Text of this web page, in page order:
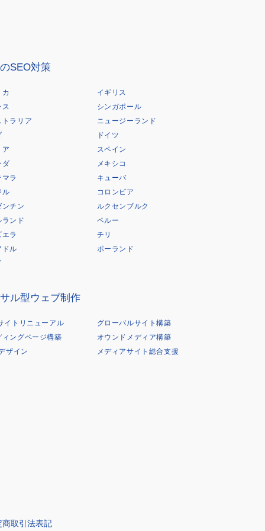
SEO対策
イギリス
ス
シンガポール
トラリア
ニュージーランド
ドイツ
ア
スペイン
ダ
メキシコ
ラ
キューバ
ル
コロンビア
ンチン
ルクセンブルク
ランド
ペルー
ラ
チリ
ドル
ポーランド
ル型ウェブ制作
イトリニューアル
グローバルサイト構築
ィングページ構築
オウンドメディア構築
ザイン
メディアサイト総合支援
商取引法表記